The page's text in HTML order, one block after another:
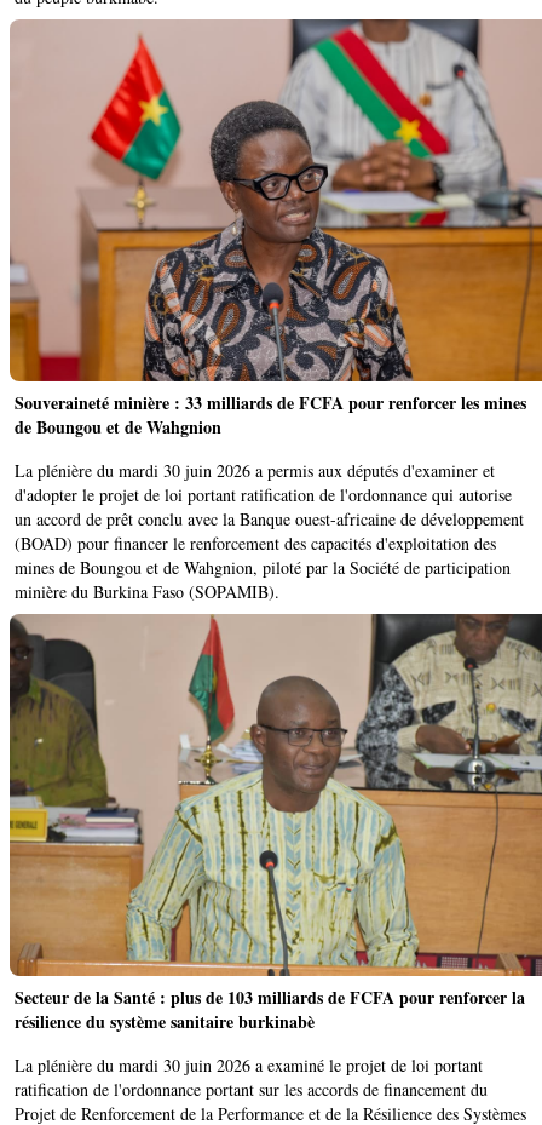
Souveraineté minière : 33 milliards de FCFA pour renforcer les mines
de Boungou et de Wahgnion
La plénière du mardi 30 juin 2026 a permis aux députés d'examiner et
d'adopter le projet de loi portant ratification de l'ordonnance qui autorise
un accord de prêt conclu avec la Banque ouest-africaine de développement
(BOAD) pour financer le renforcement des capacités d'exploitation des
mines de Boungou et de Wahgnion, piloté par la Société de participation
minière du Burkina Faso (SOPAMIB).
Secteur de la Santé : plus de 103 milliards de FCFA pour renforcer la
résilience du système sanitaire burkinabè
La plénière du mardi 30 juin 2026 a examiné le projet de loi portant
ratification de l'ordonnance portant sur les accords de financement du
Projet de Renforcement de la Performance et de la Résilience des Systèmes